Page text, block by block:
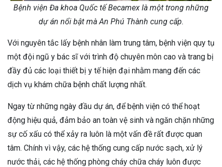
Bệnh viện Đa khoa Quốc tế Becamex là một trong những
dự án nổi bật mà An Phú Thành cung cấp.
Với nguyên tắc lấy bệnh nhân làm trung tâm, bệnh viện quy tụ
một đội ngũ y bác sĩ với trình độ chuyên môn cao và trang bị
đầy đủ các loại thiết bị y tế hiện đại nhằm mang đến các
dịch vụ khám chữa bệnh chất lượng nhất.
Ngay từ những ngày đầu dự án, để bệnh viện có thể hoạt
động hiệu quả, đảm bảo an toàn vệ sinh và ngăn chặn những
sự cố xấu có thể xảy ra luôn là một vấn đề rất được quan
tâm. Chính vì vậy, các hệ thống cung cấp nước sạch, xử lý
nước thải, các hệ thống phòng cháy chữa cháy luôn được